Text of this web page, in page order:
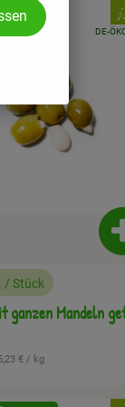
hinzufügen
/ Stück
ganzen Mandeln
€ / kg
,
,DE-
regional
zu